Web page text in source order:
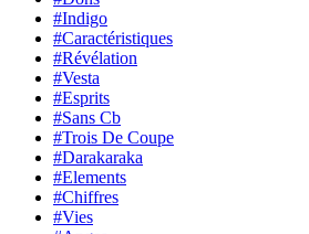
#Indigo
#Caractéristiques
#Révélation
#Vesta
#Esprits
#Sans Cb
#Trois De Coupe
#Darakaraka
#Elements
#Chiffres
#Vies